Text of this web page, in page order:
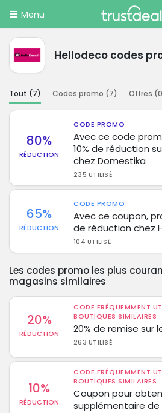
Menu
Hellodeco codes
Tout (7) Codes promo (7) Offres (0
80%
RÉDUCTION
CODE PROMO
Avec ce code
10% de réduction
chez Domestika
235 UTILISÉ
65%
RÉDUCTION
CODE PROMO
Avec ce coupon,
de réduction chez
104 UTILISÉ
Les codes promo les plus
magasins similaires
20%
RÉDUCTION
CODE FRÉQUEMMENT
BOUTIQUES SIMILAIRES
20% de remise sur
263 UTILISÉ
10%
RÉDUCTION
CODE FRÉQUEMMENT
BOUTIQUES SIMILAIRES
Coupon pour
supplémentaire de